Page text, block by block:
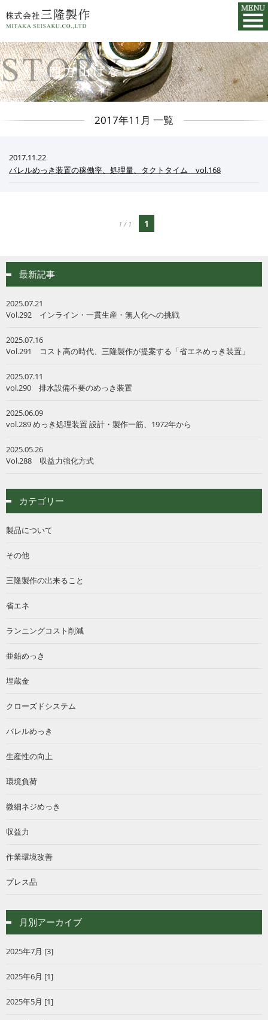
2017年11月 一覧
2017.11.22
バレルめっき装置の稼働率、処理量、タクトタイム vol.168
1 / 1 1
最新記事
2025.07.21
Vol.292 インライン・一貫生産・無人化への挑戦
2025.07.16
Vol.291 コスト高の時代、三隆製作が提案する「省エネめっき装置」
2025.07.11
vol.290 排水設備不要のめっき装置
2025.06.09
vol.289 めっき処理装置 設計・製作一筋、1972年から
2025.05.26
Vol.288 収益力強化方式
カテゴリー
製品について
その他
三隆製作の出来ること
省エネ
ランニングコスト削減
亜鉛めっき
埋蔵金
クローズドシステム
バレルめっき
生産性の向上
環境負荷
微細ネジめっき
収益力
作業環境改善
プレス品
月別アーカイブ
2025年7月 [3]
2025年6月 [1]
2025年5月 [1]